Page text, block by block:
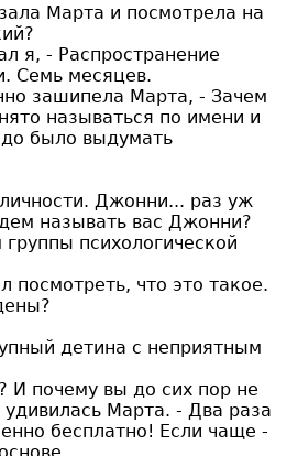
Марта и посмотрела на
я, - Распространение
Семь месяцев.
зашипела Марта, - Зачем
называться по имени и
было выдумать
Джонни... раз уж
называть вас Джонни?
психологической
посмотреть, что это такое.
детина с неприятным
И почему вы до сих пор не
Марта. - Два раза
бесплатно! Если чаще -